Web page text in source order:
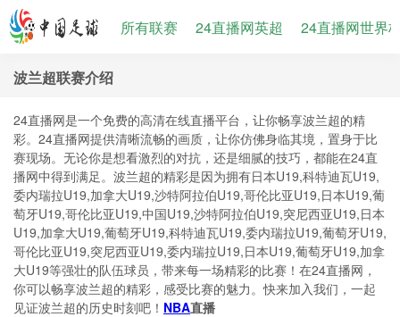
所有联赛 24直播网英超 24直播网世界
波兰超联赛介绍
24直播网是一个免费的高清在线直播平台，让你畅享波兰超的精
彩。24直播网提供清晰流畅的画质，让你仿佛身临其境，置身于比
赛现场。无论你是想看激烈的对抗，还是细腻的技巧，都能在24直
播网中得到满足。波兰超的精彩是因为拥有日本U19,科特迪瓦U19,
委内瑞拉U19,加拿大U19,沙特阿拉伯U19,哥伦比亚U19,日本U19,葡
萄牙U19,哥伦比亚U19,中国U19,沙特阿拉伯U19,突尼西亚U19,日本
U19,加拿大U19,葡萄牙U19,科特迪瓦U19,委内瑞拉U19,葡萄牙U19,
哥伦比亚U19,突尼西亚U19,委内瑞拉U19,日本U19,葡萄牙U19,加拿
大U19等强壮的队伍球员，带来每一场精彩的比赛！在24直播网，
你可以畅享波兰超的精彩，感受比赛的魅力。快来加入我们，一起
见证波兰超的历史时刻吧！ NBA直播